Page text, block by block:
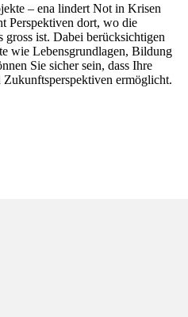
– ena lindert Not in Krisen
Perspektiven dort, wo die
gross ist. Dabei berücksichtigen
wie Lebensgrundlagen, Bildung
Sie sicher sein, dass Ihre
ermöglicht.